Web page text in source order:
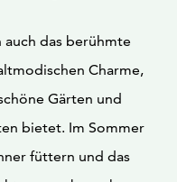
das berühmte
Charme,
Gärten und
bietet. Im Sommer
füttern und das